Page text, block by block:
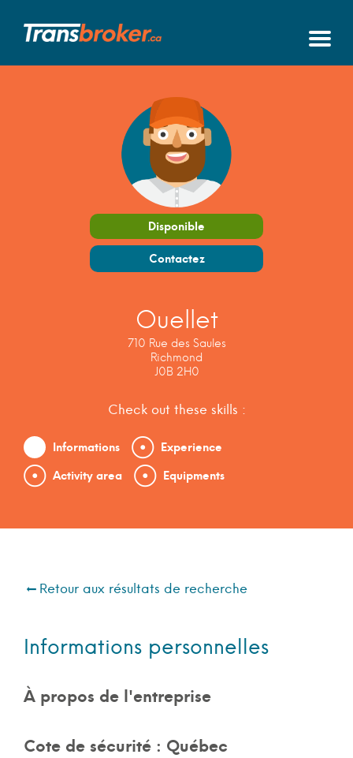
Disponible
Contactez
Ouellet
710 Rue des Saules
Richmond
J0B 2H0
Check out these skills :
Informations
Experience
Activity area
Equipments
Retour aux résultats de recherche
Informations personnelles
À propos de l'entreprise
Cote de sécurité : Québec